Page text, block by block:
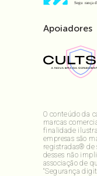
Apoiadores
O conteúdo da
marcas
finalidade
empresas são
registradas® de
desses não
associação de
“Segurança